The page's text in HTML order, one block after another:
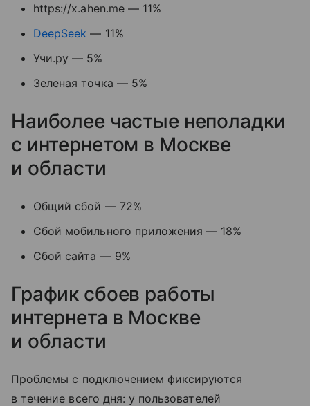
https://x.ahen.me — 11%
DeepSeek — 11%
Учи.ру — 5%
Зеленая точка — 5%
Наиболее частые неполадки
с интернетом в Москве
и области
Общий сбой — 72%
Сбой мобильного приложения — 18%
Сбой сайта — 9%
График сбоев работы
интернета в Москве
и области
Проблемы с подключением фиксируются
в течение всего дня: у пользователей